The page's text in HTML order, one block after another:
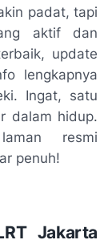
padat, tapi
aktif dan
update
lengkapnya
Ingat, satu
dalam hidup.
resmi
penuh!
Jakarta